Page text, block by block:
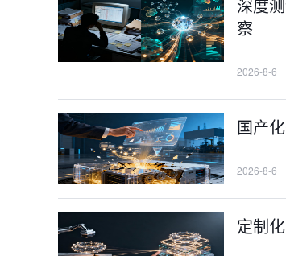
深度
察
2026-8-6
国产
2026-8-6
定制